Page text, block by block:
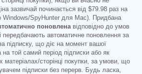
зазвичай починається від $79.98 раз на
Windows/SpyHunter для Mac). Придбана
поновленавідповідно до умов
передбачають автоматичне поновлення за
підписку, що діє на момент вашої
на той самий період підписки або як
матеріалах/сторінці покупки, за умови, що
підписки без перерв. Будь ласка,